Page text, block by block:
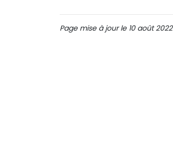
Page mise à jour le 10 août 2022